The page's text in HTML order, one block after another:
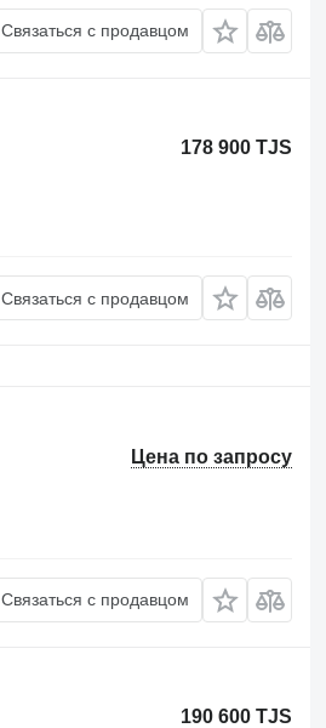
Связаться с продавцом
178 900 TJS
Связаться с продавцом
Цена по запросу
Связаться с продавцом
190 600 TJS